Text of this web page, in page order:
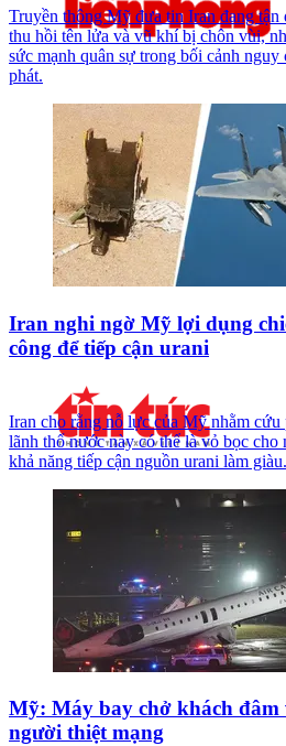
Truyền thông Mỹ đưa tin Iran đang tận
thu hồi tên lửa và vũ khí bị chôn vùi,
sức mạnh quân sự trong bối cảnh
phát.
Iran nghi ngờ Mỹ lợi dụng
công để tiếp cận urani
Iran cho rằng nỗ lực của Mỹ nhằm cứu
lãnh thổ nước này có thể là vỏ bọc
khả năng tiếp cận nguồn urani làm giàu.
Mỹ: Máy bay chở khách đâm
người thiệt mạng